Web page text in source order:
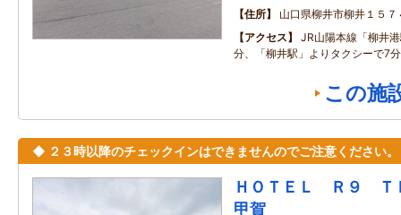
住所
山口県柳井市柳井１５７
アクセス
JR山陽本線「柳井
分、「柳井駅」よりタクシーで7
この施
◆ ２３時以降のチェックインはできませんのでご注意ください。
ＨＯＴＥＬ Ｒ９
甲賀